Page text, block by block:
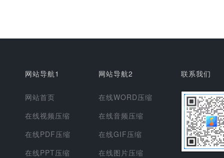
网站导航1
网站首页
在线视频压缩
在线PDF压缩
在线PPT压缩
网站导航2
在线WORD压缩
在线音频压缩
在线GIF压缩
在线图片压缩
联系我们